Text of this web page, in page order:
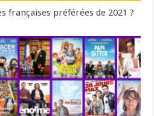
françaises préférées de 2021 ?